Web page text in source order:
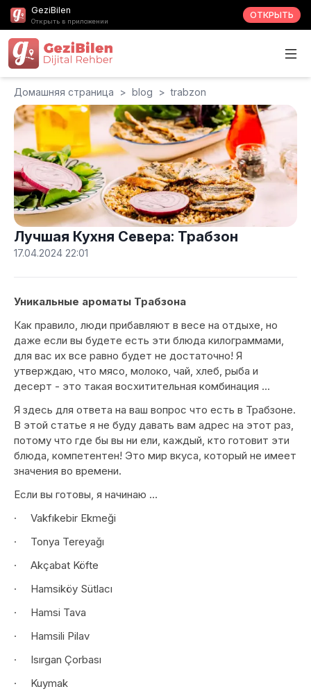
GeziBilen
Открыть в приложении
ОТКРЫТЬ
Домашняя страница > blog > trabzon
Лучшая Кухня Севера: Трабзон
17.04.2024 22:01
Уникальные ароматы Трабзона
Как правило, люди прибавляют в весе на отдыхе, но
даже если вы будете есть эти блюда килограммами,
для вас их все равно будет не достаточно! Я
утверждаю, что мясо, молоко, чай, хлеб, рыба и
десерт - это такая восхитительная комбинация ...
Я здесь для ответа на ваш вопрос что есть в Трабзоне.
В этой статье я не буду давать вам адрес на этот раз,
потому что где бы вы ни ели, каждый, кто готовит эти
блюда, компетентен! Это мир вкуса, который не имеет
значения во времени.
Если вы готовы, я начинаю …
· Vakfıkebir Ekmeği
· Tonya Tereyağı
· Akçabat Köfte
· Hamsiköy Sütlacı
· Hamsi Tava
· Hamsili Pilav
· Isırgan Çorbası
· Kuymak